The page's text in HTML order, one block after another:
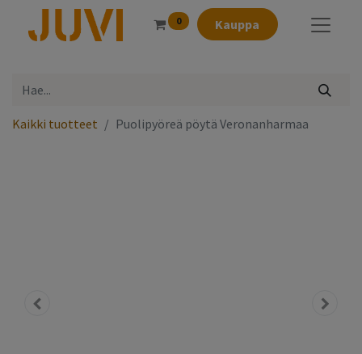
0 Kauppa
Kaikki tuotteet Puolipyöreä pöytä Veronanharmaa